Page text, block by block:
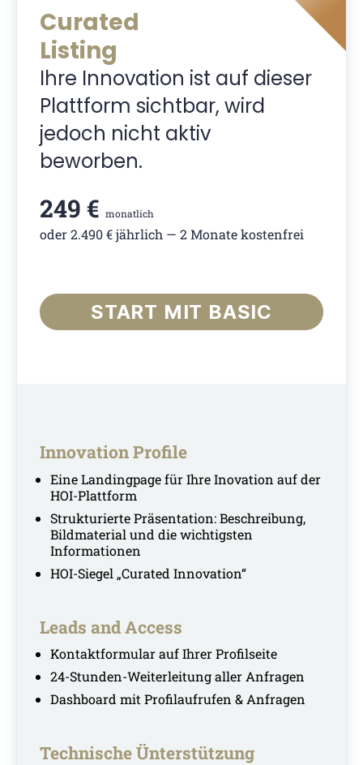
Curated
Listing
Ihre Innovation ist auf dieser
Plattform sichtbar, wird
jedoch nicht aktiv
beworben.
249 € monatlich
oder 2.490 € jährlich — 2 Monate kostenfrei
START MIT BASIC
Innovation Profile
Eine Landingpage für Ihre Inovation auf der
HOI-Plattform
Strukturierte Präsentation: Beschreibung,
Bildmaterial und die wichtigsten
Informationen
HOI-Siegel „Curated Innovation“
Leads and Access
Kontaktformular auf Ihrer Profilseite
24-Stunden-Weiterleitung aller Anfragen
Dashboard mit Profilaufrufen & Anfragen
Technische Ünterstützung